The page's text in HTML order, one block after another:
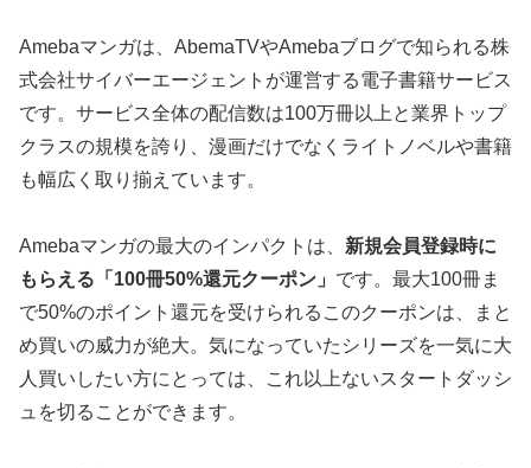
Amebaマンガは、AbemaTVやAmebaブログで知られる株
式会社サイバーエージェントが運営する電子書籍サービス
です。サービス全体の配信数は100万冊以上と業界トップ
クラスの規模を誇り、漫画だけでなくライトノベルや書籍
も幅広く取り揃えています。
Amebaマンガの最大のインパクトは、 新規会員登録時に
もらえる「100冊50%還元クーポン」 です。最大100冊ま
で50%のポイント還元を受けられるこのクーポンは、まと
め買いの威力が絶大。気になっていたシリーズを一気に大
人買いしたい方にとっては、これ以上ないスタートダッシ
ュを切ることができます。